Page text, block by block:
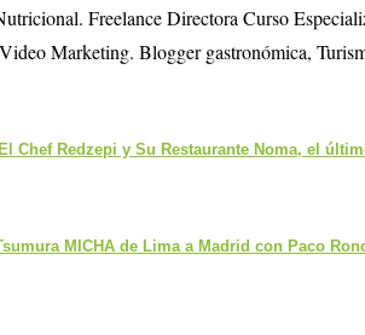
Freelance Directora Curso
Marketing. Blogger gastronómica,
Chef Redzepi y Su Restaurante Noma, el
MICHA de Lima a Madrid con Paco